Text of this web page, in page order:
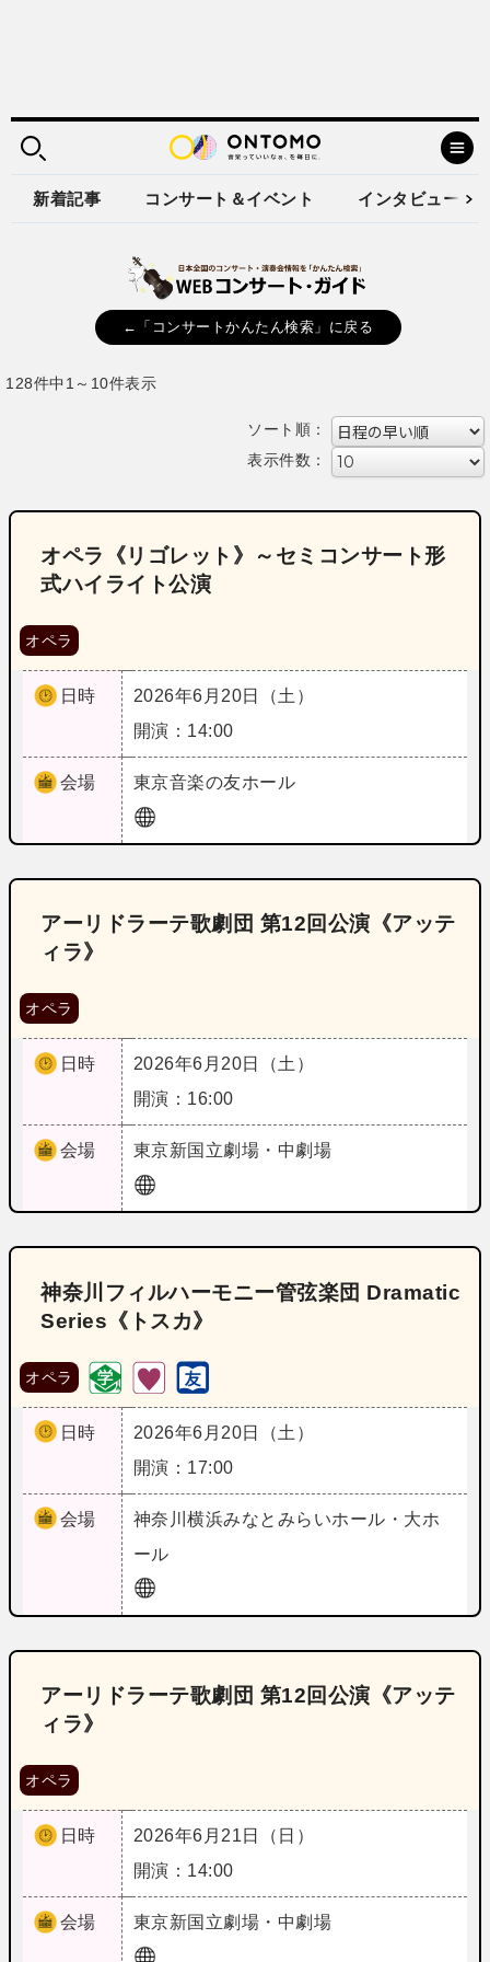
新着記事 コンサート＆イベント インタビュー
←「コンサートかんたん検索」に戻る
128件中1～10件表示
ソート順：
表示件数：
オペラ《リゴレット》～セミコンサート形
式ハイライト公演
オペラ
日時
2026年6月20日（土）
開演：14:00
会場 東京音楽の友ホール
アーリドラーテ歌劇団 第12回公演《アッテ
ィラ》
オペラ
日時
2026年6月20日（土）
開演：16:00
会場 東京新国立劇場・中劇場
神奈川フィルハーモニー管弦楽団 Dramatic
Series《トスカ》
オペラ
日時
2026年6月20日（土）
開演：17:00
会場 神奈川横浜みなとみらいホール・大ホ
ール
アーリドラーテ歌劇団 第12回公演《アッテ
ィラ》
オペラ
日時
2026年6月21日（日）
開演：14:00
会場 東京新国立劇場・中劇場